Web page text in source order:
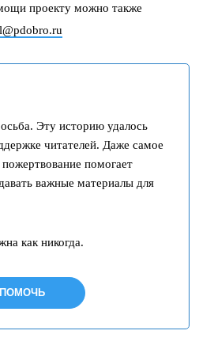
проекту можно также
Эту историю удалось
читателей. Даже самое
помогает
важные материалы для
как никогда.
ПОМОЧЬ